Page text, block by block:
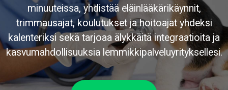
minuuteissa, yhdistää eläinlääkärikäynnit,
trimmausajat, koulutukset ja hoitoajat yhdeksi
kalenteriksi sekä tarjoaa älykkäitä integraatioita ja
kasvumahdollisuuksia lemmikkipalveluyrityksellesi.